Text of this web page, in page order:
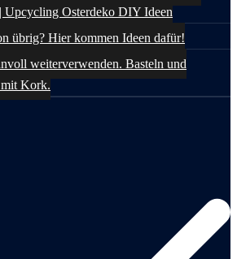
Upcycling Osterdeko DIY Ideen
übrig? Hier kommen Ideen dafür!
weiterverwenden. Basteln und
Kork.